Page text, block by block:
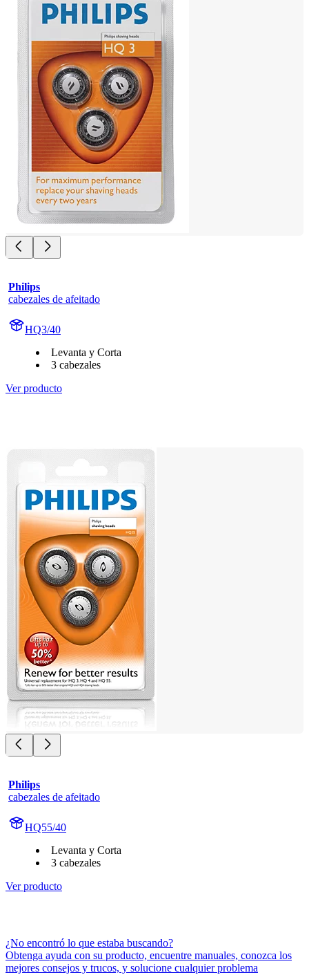
Philips
cabezales de afeitado
HQ3/40
Levanta y Corta
3 cabezales
Ver producto
Philips
cabezales de afeitado
HQ55/40
Levanta y Corta
3 cabezales
Ver producto
¿No encontró lo que estaba buscando?
Obtenga ayuda con su producto, encuentre manuales, conozca los
mejores consejos y trucos, y solucione cualquier problema